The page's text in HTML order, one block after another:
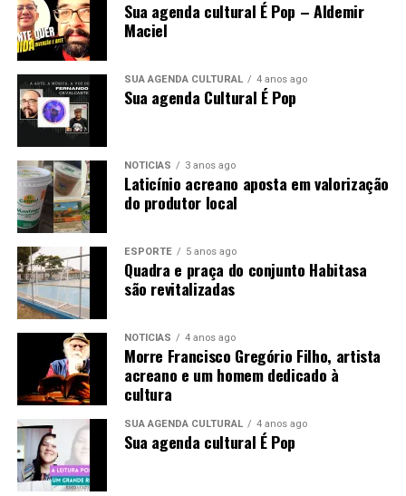
Sua agenda cultural É Pop – Aldemir
Maciel
SUA AGENDA CULTURAL 4 anos ago
Sua agenda Cultural É Pop
NOTÍCIAS 3 anos ago
Laticínio acreano aposta em valorização
do produtor local
ESPORTE 5 anos ago
Quadra e praça do conjunto Habitasa
são revitalizadas
NOTÍCIAS 4 anos ago
Morre Francisco Gregório Filho, artista
acreano e um homem dedicado à
cultura
SUA AGENDA CULTURAL 4 anos ago
Sua agenda cultural É Pop